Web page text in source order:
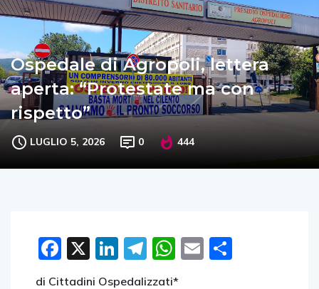
Ospedale di Agropoli, lettera
aperta: “Protestate ma con
rispetto”
LUGLIO 5, 2026 0 444
Facebook
X LinkedIn
Telegram
WhatsApp
Email
di Cittadini Ospedalizzati*